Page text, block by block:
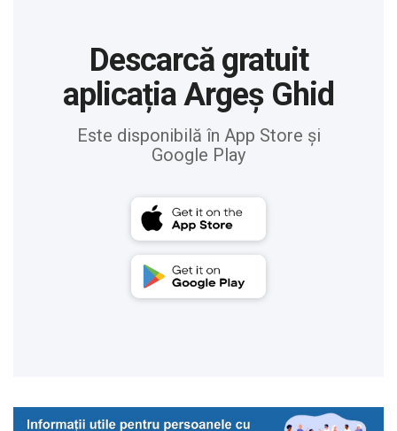
Descarcă gratuit
aplicația Argeș Ghid
Este disponibilă în App Store și
Google Play